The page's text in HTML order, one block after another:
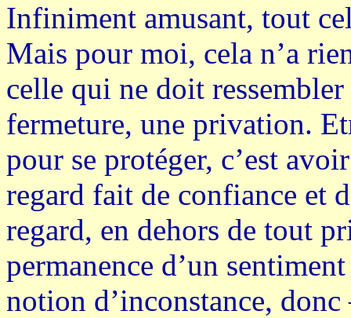
Infiniment amusant, tout
Mais pour moi, cela n’a
celle qui ne doit
fermeture, une privation.
pour se protéger, c’est
regard fait de confiance et
regard, en dehors de tout
permanence d’un
notion d’inconstance,